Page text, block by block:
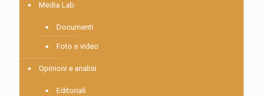
Media Lab
Documenti
Foto e video
Opinioni e analisi
Editoriali